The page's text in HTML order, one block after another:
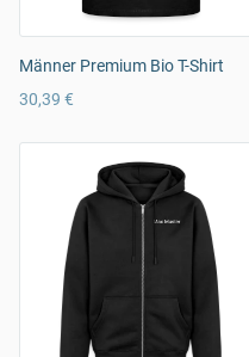
Männer Premium Bio T-Shirt
30,39 €